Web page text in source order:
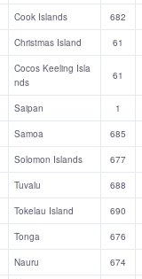
Cook Islands 682
Christmas Island 61
Cocos Keeling Isla
nds
61
Saipan 1
Samoa 685
Solomon Islands 677
Tuvalu 688
Tokelau Island 690
Tonga 676
Nauru 674